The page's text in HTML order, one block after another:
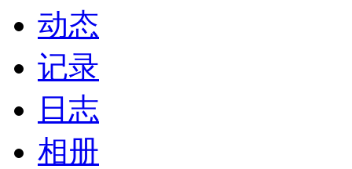
动态
记录
日志
相册